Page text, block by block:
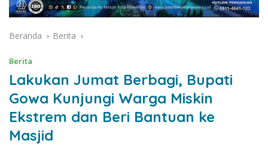
Beranda Berita
Berita
Lakukan Jumat Berbagi, Bupati
Gowa Kunjungi Warga Miskin
Ekstrem dan Beri Bantuan ke
Masjid